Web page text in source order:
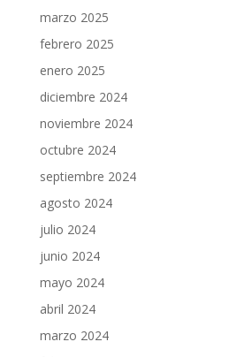
marzo 2025
febrero 2025
enero 2025
diciembre 2024
noviembre 2024
octubre 2024
septiembre 2024
agosto 2024
julio 2024
junio 2024
mayo 2024
abril 2024
marzo 2024